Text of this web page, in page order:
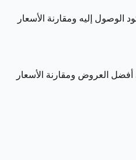
إليه ومقارنة الأسعار
العروض ومقارنة الأسعار